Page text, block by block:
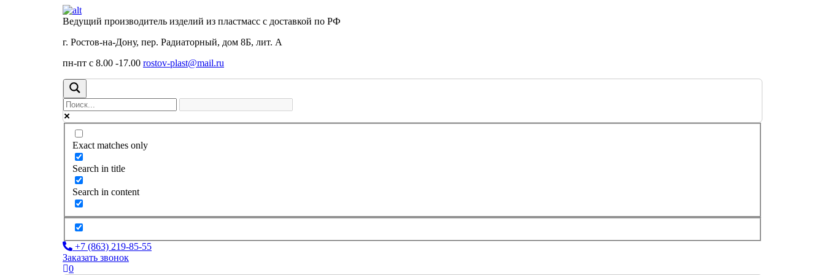
Ведущий производитель изделий из пластмасс с доставкой по РФ
г. Ростов-на-Дону, пер. Радиаторный, дом 8Б, лит. А
пн-пт с 8.00 -17.00 rostov-plast@mail.ru
Exact matches only
Search in title
Search in content
+7 (863) 219-85-55
Заказать звонок
0